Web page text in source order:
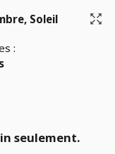
Soleil
:
seulement.